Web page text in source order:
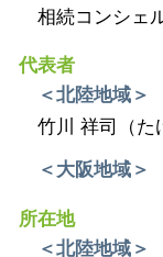
相続コンシェ
代表者
＜北陸地域＞
竹川 祥司（た
＜大阪地域＞
所在地
＜北陸地域＞